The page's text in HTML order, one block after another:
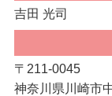
吉田 光司
〒211-0045
神奈川県川崎市